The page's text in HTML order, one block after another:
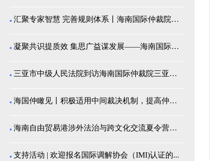
汇聚专家智慧 完善规则体系丨海南国际仲裁院召开仲裁...
凝聚共识提质效 集思广益谋发展——海南国际仲裁院举...
三亚市中级人民法院到访海南国际仲裁院三亚分院座谈交...
海国仲瞰见丨积极适用中间裁决机制，提高仲裁公信力
海南自由贸易港涉外法治与跨文化交流夏令营师生来我院...
支持活动 | 欢迎报名国际调解协会（IMI)认证的...